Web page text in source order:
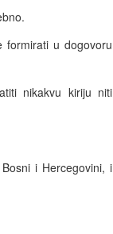
formirati u dogovoru
nikakvu kiriju niti
i Hercegovini, i